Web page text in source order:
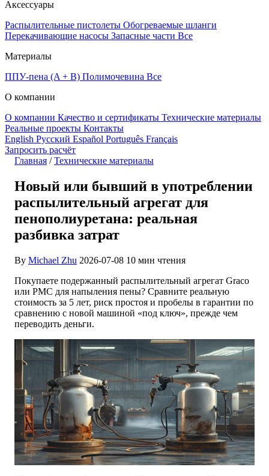
Аксессуары
Распылительные пистолеты Обогреваемые шланги
Перекачивающие насосы Запасные части Все
Материалы
ППУ-пена (A + B) Полимочевина Все
О компании
О компании Качество и сертификаты Технические материалы
Реальные проекты Контакты
English Русский Español Português Français
Запросить расчёт
Главная / Технические материалы
Новый или бывший в употреблении
распылительный агрегат для
пенополиуретана: реальная
разбивка затрат
By Michael Zhu 2026-07-08 10 мин чтения
Покупаете подержанный распылительный агрегат Graco
или PMC для напыления пены? Сравните реальную
стоимость за 5 лет, риск простоя и пробелы в гарантии по
сравнению с новой машиной «под ключ», прежде чем
переводить деньги.